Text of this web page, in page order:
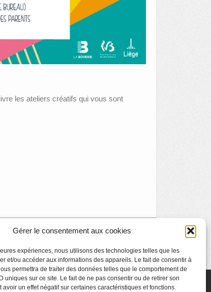
Gérer le consentement aux cookies
expériences, nous utilisons des technologies telles que les
et/ou accéder aux informations des appareils. Le fait de consentir à
permettra de traiter des données telles que le comportement de
uniques sur ce site. Le fait de ne pas consentir ou de retirer son
avoir un effet négatif sur certaines caractéristiques et fonctions.
les ateliers créatifs qui vous sont